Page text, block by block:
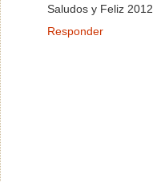
Saludos y Feliz 2012
Responder